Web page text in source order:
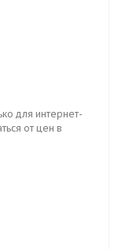
для интернет-
от цен в